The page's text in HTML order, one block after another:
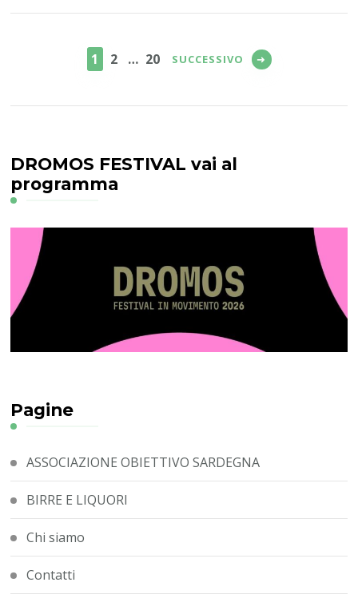
PAGINA
1 PAGINA
2 … PAGINA
20 SUCCESSIVO
DROMOS FESTIVAL vai al
programma
Pagine
ASSOCIAZIONE OBIETTIVO SARDEGNA
BIRRE E LIQUORI
Chi siamo
Contatti